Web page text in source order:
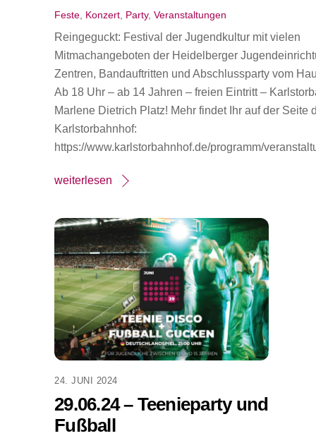
Feste Konzert Party,Veranstaltungen
Reingeguckt: Festival der Jugendkultur mit vielen
Mitmachangeboten der Heidelberger
Zentren, Bandauftritten und Abschlussparty vom
Ab 18 Uhr – ab 14 Jahren – freien Eintritt –
Marlene Dietrich Platz! Mehr findet Ihr auf der Seite
Karlstorbahnhof:
https://www.karlstorbahnhof.de/programm/
weiterlesen
24. JUNI 2024
29.06.24 – Teenieparty und
Fußball